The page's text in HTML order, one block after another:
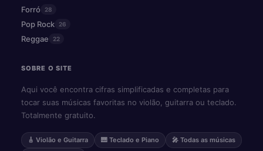
Forró 28
Pop Rock 26
Reggae 22
SOBRE O SITE
Aqui você encontra cifras simplificadas e completas para
tocar suas músicas favoritas no violão, guitarra ou teclado.
Totalmente gratuito.
🎸 Violão e Guitarra 🎹 Teclado e Piano 🎤 Todas as músicas